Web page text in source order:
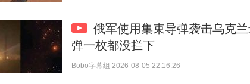
俄军使用集束导弹袭击乌克
弹一枚都没拦下
Bobo字幕组 2026-08-05 22:16:26